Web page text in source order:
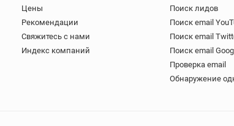
Цены
Рекомендации
Свяжитесь с нами
Индекс компаний
Поиск лидов
Поиск email
Поиск email
Поиск email
Проверка email
Обнаружение